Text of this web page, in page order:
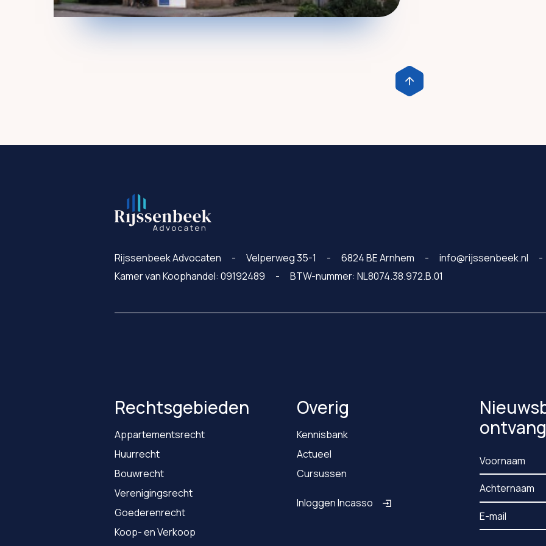
Rijssenbeek Advocaten Velperweg 35-1 6824 BE Arnhem info@rijssenbeek.nl
Kamer van Koophandel: 09192489
BTW-nummer: NL8074.38.972.B.01
Rechtsgebieden
Appartementsrecht
Huurrecht
Bouwrecht
Verenigingsrecht
Goederenrecht
Koop- en Verkoop
Overig
Kennisbank
Actueel
Cursussen
Inloggen Incasso